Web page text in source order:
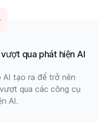
qua phát hiện AI
AI tạo ra để trở nên
qua các công cụ
AI.